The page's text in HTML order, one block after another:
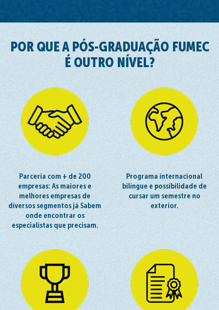
POR QUE A PÓS-GRADUAÇÃO FUMEC
É OUTRO NÍVEL?
Parceria com + de 200
empresas: As maiores e
melhores empresas de
diversos segmentos já Sabem
onde encontrar os
especialistas que precisam.
Programa internacional
bilíngue e possibilidade de
cursar um semestre no
exterior.